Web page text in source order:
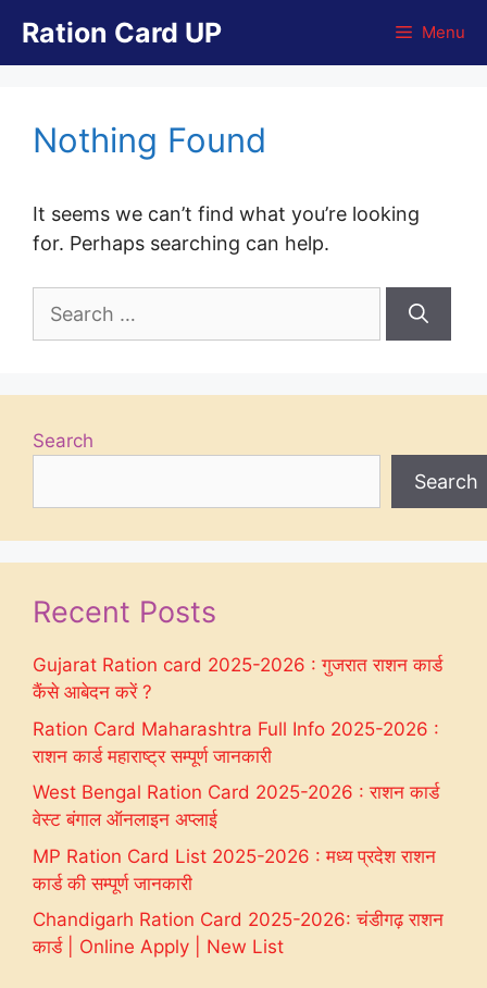
content
Ration Card UP Menu
Nothing Found
It seems we can’t find what you’re looking
for. Perhaps searching can help.
Search
Search
Search
Recent Posts
Gujarat Ration card 2025-2026 : गुजरात राशन कार्ड
कैंसे आबेदन करें ?
Ration Card Maharashtra Full Info 2025-2026 :
राशन कार्ड महाराष्ट्र सम्पूर्ण जानकारी
West Bengal Ration Card 2025-2026 : राशन कार्ड
वेस्ट बंगाल ऑनलाइन अप्लाई
MP Ration Card List 2025-2026 : मध्य प्रदेश राशन
कार्ड की सम्पूर्ण जानकारी
Chandigarh Ration Card 2025-2026: चंडीगढ़ राशन
कार्ड | Online Apply | New List